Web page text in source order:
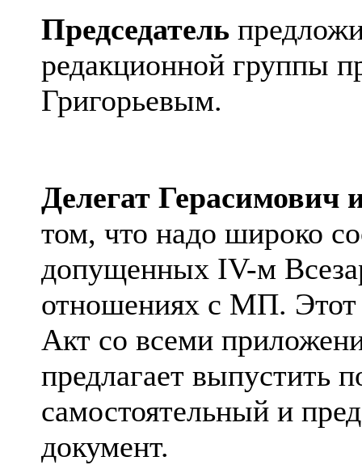
Председатель
редакционной группы
Григорьевым.
Делегат Герасимович
том, что надо широко
допущенных IV-м
отношениях с МП. Этот
Акт со всеми
предлагает выпустить
самостоятельный и
документ.